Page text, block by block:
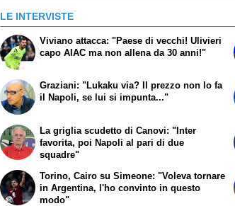
LE INTERVISTE
Viviano attacca: "Paese di vecchi! Ulivieri
capo AIAC ma non allena da 30 anni!"
Graziani: "Lukaku via? Il prezzo non lo fa
il Napoli, se lui si impunta..."
La griglia scudetto di Canovi: "Inter
favorita, poi Napoli al pari di due
squadre"
Torino, Cairo su Simeone: "Voleva tornare
in Argentina, l'ho convinto in questo
modo"